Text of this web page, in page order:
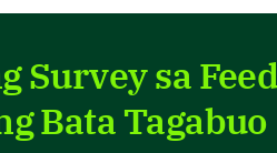
Specific
Now, let's
Survey sa
Bata Tagabuo